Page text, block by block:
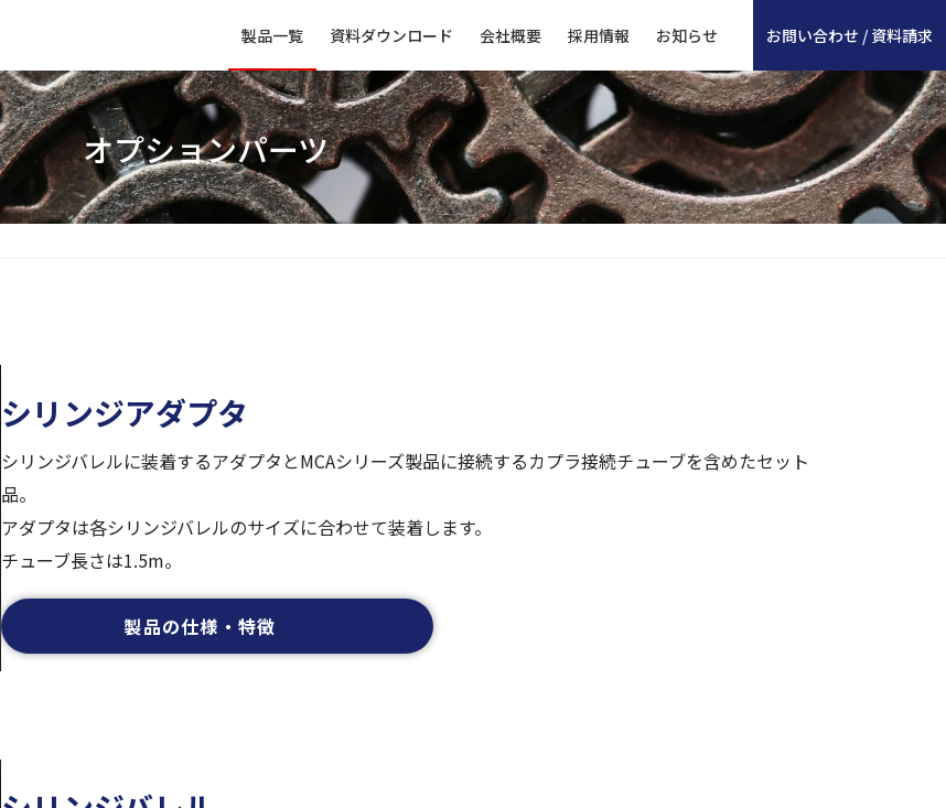
製品一覧 資料ダウンロード 会社概要 採用情報 お知らせ お問い合わせ / 資料請求
オプションパーツ
シリンジアダプタ
シリンジバレルに装着するアダプタとMCAシリーズ製品に接続するカプラ接続チューブを含めたセット
品。
アダプタは各シリンジバレルのサイズに合わせて装着します。
チューブ長さは1.5m。
製品の仕様・特徴